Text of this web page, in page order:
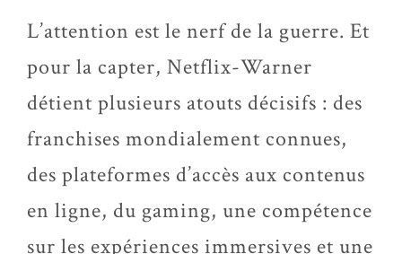
L’attention est le nerf de la guerre. Et
pour la capter, Netflix-Warner
détient plusieurs atouts décisifs : des
franchises mondialement connues,
des plateformes d’accès aux contenus
en ligne, du gaming, une compétence
sur les expériences immersives et une